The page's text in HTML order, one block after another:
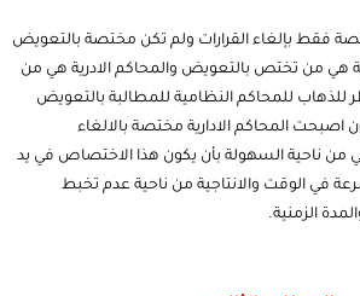
فقط بإلغاء القرارات ولم تكن مختصة بالتعويض
هي من تختص بالتعويض والمحاكم الادرية هي من
للمحاكم النظامية للمطالبة بالتعويض
اصبحت المحاكم الادارية مختصة بالالغاء
من ناحية السهولة بأن يكون هذا الاختصاص في يد
في الوقت والانتاجية من ناحية عدم تخبط
الزمنية.